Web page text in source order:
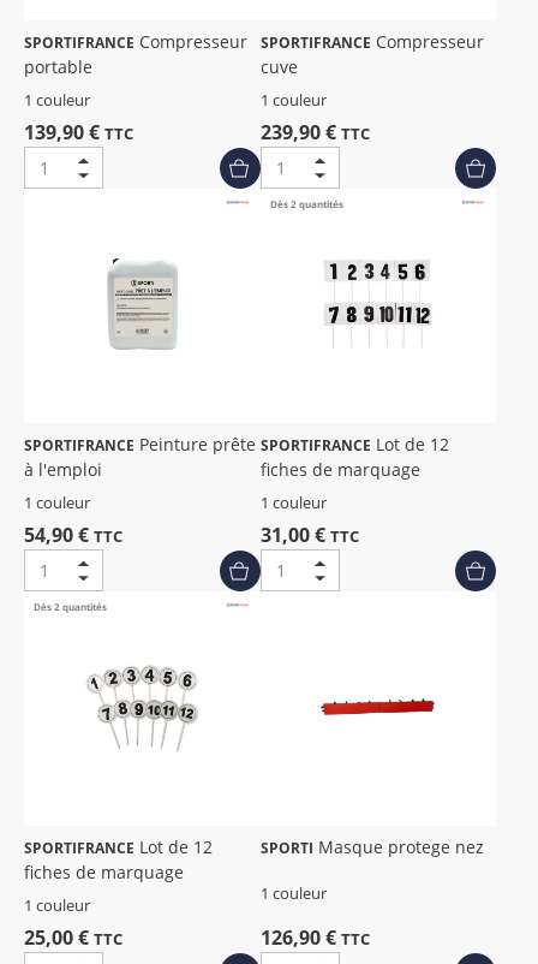
SPORTIFRANCE
portable
1 couleur
139,90 € TTC
SPORTIFRANCE
cuve
1 couleur
239,90 € TTC
SPORTIFRANCE
à l'emploi
1 couleur
54,90 € TTC
Dès 2 quantités
SPORTIFRANCE
fiches de marquage
1 couleur
31,00 € TTC
Dès 2 quantités
SPORTIFRANCE
fiches de marquage
1 couleur
25,00 € TTC
SPORTI Masque protege nez
1 couleur
126,90 € TTC